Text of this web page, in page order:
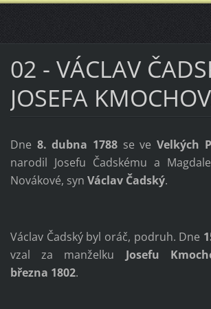
02 - VÁCLAV
JOSEFA
Dne 8. dubna 1788 se veVelkých
narodil Josefu Čadskému a
Novákové, syn Václav Čadský.
Václav Čadský byl oráč, podruh. Dne
vzal za manželku Josefu
března 1802.